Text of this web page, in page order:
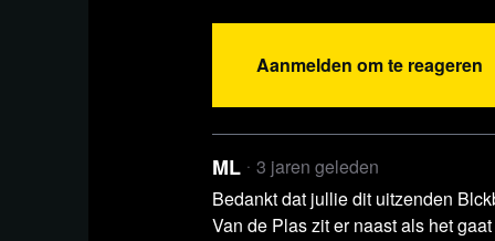
Voor kijkers uit Frankrijk:
onderstaande video
De Franse overheid heeft videoplatform
nieuwsbronnen uit te sluiten van haar
videoplatform besloten om hun diensten
Aanmelden om te reageren
ML
3 jaren geleden
Bedankt dat jullie dit uitzenden
Van de Plas zit er naast als het